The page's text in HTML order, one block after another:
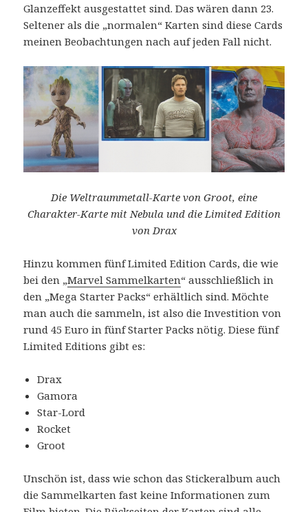
Glanzeffekt ausgestattet sind. Das wären dann 23.
Seltener als die „normalen“ Karten sind diese Cards
meinen Beobachtungen nach auf jeden Fall nicht.
Die Weltraummetall-Karte von Groot, eine
Charakter-Karte mit Nebula und die Limited Edition
von Drax
Hinzu kommen fünf Limited Edition Cards, die wie
bei den „Marvel Sammelkarten“ ausschließlich in
den „Mega Starter Packs“ erhältlich sind. Möchte
man auch die sammeln, ist also die Investition von
rund 45 Euro in fünf Starter Packs nötig. Diese fünf
Limited Editions gibt es:
Drax
Gamora
Star-Lord
Rocket
Groot
Unschön ist, dass wie schon das Stickeralbum auch
die Sammelkarten fast keine Informationen zum